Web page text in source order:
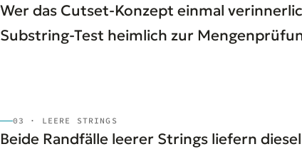
Wer das Cutset-Konzept einmal
Substring-Test heimlich zur
03 · LEERE STRINGS
Beide Randfälle leerer Strings liefern